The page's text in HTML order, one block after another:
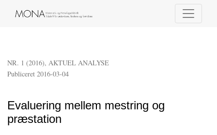
NR. 1 (2016), AKTUEL ANALYSE
Evaluering mellem mestring og
præstation
Publiceret 2016-03-04